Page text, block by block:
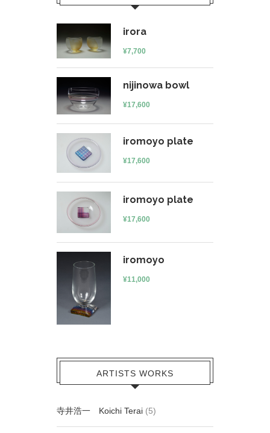
irora
¥7,700
nijinowa bowl
¥17,600
iromoyo plate
¥17,600
iromoyo plate
¥17,600
iromoyo
¥11,000
ARTISTS WORKS
寺井浩一 Koichi Terai (5)